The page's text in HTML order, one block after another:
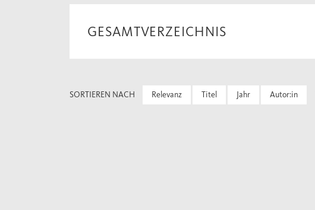
GESAMTVERZEICHNIS
SORTIEREN NACH Relevanz Titel Jahr Autor:in